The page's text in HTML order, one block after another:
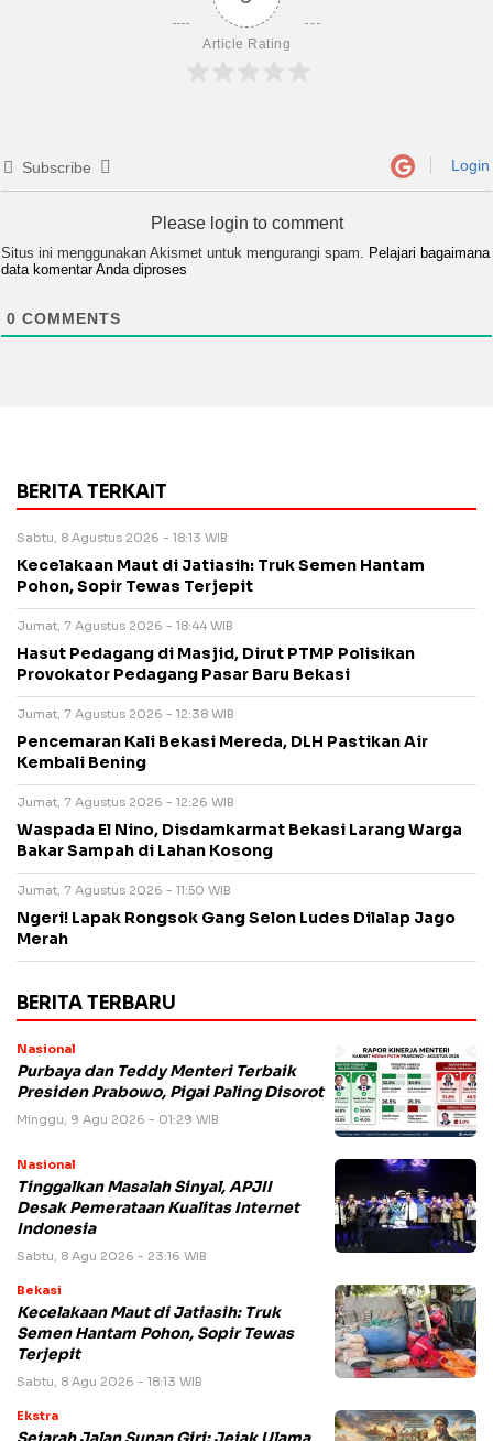
Article Rating
Subscribe Login
Please login to comment
Situs ini menggunakan Akismet untuk mengurangi spam. Pelajari bagaimana
data komentar Anda diproses
0 COMMENTS
BERITA TERKAIT
Sabtu, 8 Agustus 2026 - 18:13 WIB
Kecelakaan Maut di Jatiasih: Truk Semen Hantam
Pohon, Sopir Tewas Terjepit
Jumat, 7 Agustus 2026 - 18:44 WIB
Hasut Pedagang di Masjid, Dirut PTMP Polisikan
Provokator Pedagang Pasar Baru Bekasi
Jumat, 7 Agustus 2026 - 12:38 WIB
Pencemaran Kali Bekasi Mereda, DLH Pastikan Air
Kembali Bening
Jumat, 7 Agustus 2026 - 12:26 WIB
Waspada El Nino, Disdamkarmat Bekasi Larang Warga
Bakar Sampah di Lahan Kosong
Jumat, 7 Agustus 2026 - 11:50 WIB
Ngeri! Lapak Rongsok Gang Selon Ludes Dilalap Jago
Merah
BERITA TERBARU
Nasional
Purbaya dan Teddy Menteri Terbaik
Presiden Prabowo, Pigai Paling Disorot
Minggu, 9 Agu 2026 - 01:29 WIB
Nasional
Tinggalkan Masalah Sinyal, APJII
Desak Pemerataan Kualitas Internet
Indonesia
Sabtu, 8 Agu 2026 - 23:16 WIB
Bekasi
Kecelakaan Maut di Jatiasih: Truk
Semen Hantam Pohon, Sopir Tewas
Terjepit
Sabtu, 8 Agu 2026 - 18:13 WIB
Ekstra